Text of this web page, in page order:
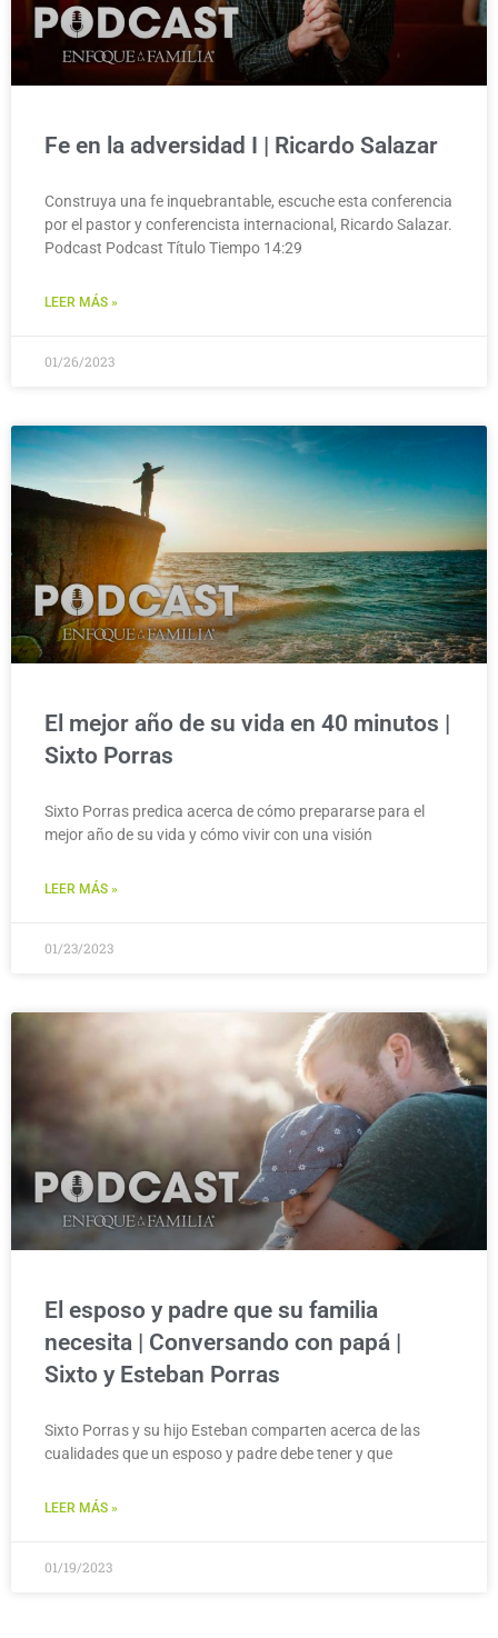
Fe en la adversidad I | Ricardo Salazar
Construya una fe inquebrantable, escuche esta conferencia
por el pastor y conferencista internacional, Ricardo Salazar.
Podcast Podcast Título Tiempo 14:29
LEER MÁS »
01/26/2023
El mejor año de su vida en 40 minutos |
Sixto Porras
Sixto Porras predica acerca de cómo prepararse para el
mejor año de su vida y cómo vivir con una visión
LEER MÁS »
01/23/2023
El esposo y padre que su familia
necesita | Conversando con papá |
Sixto y Esteban Porras
Sixto Porras y su hijo Esteban comparten acerca de las
cualidades que un esposo y padre debe tener y que
LEER MÁS »
01/19/2023